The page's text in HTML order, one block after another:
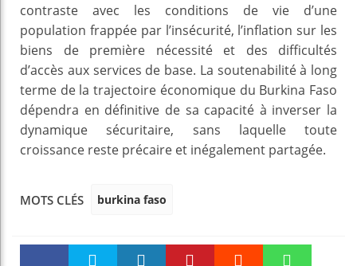
contraste avec les conditions de vie d’une
population frappée par l’insécurité, l’inflation sur les
biens de première nécessité et des difficultés
d’accès aux services de base. La soutenabilité à long
terme de la trajectoire économique du Burkina Faso
dépendra en définitive de sa capacité à inverser la
dynamique sécuritaire, sans laquelle toute
croissance reste précaire et inégalement partagée.
MOTS CLÉS burkina faso